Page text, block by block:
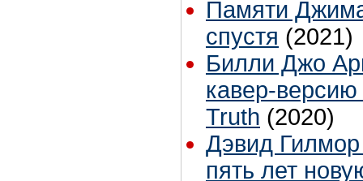
Памяти
спустя (2021)
Билли Джо
кавер-
Truth (2020)
Дэвид
пять лет